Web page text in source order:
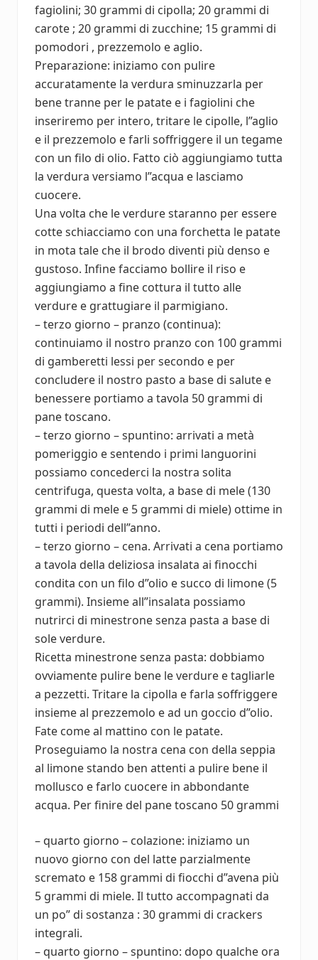
fagiolini; 30 grammi di cipolla; 20 grammi di
carote ; 20 grammi di zucchine; 15 grammi di
pomodori , prezzemolo e aglio.
Preparazione: iniziamo con pulire
accuratamente la verdura sminuzzarla per
bene tranne per le patate e i fagiolini che
inseriremo per intero, tritare le cipolle, l”aglio
e il prezzemolo e farli soffriggere il un tegame
con un filo di olio. Fatto ciò aggiungiamo tutta
la verdura versiamo l”acqua e lasciamo
cuocere.
Una volta che le verdure staranno per essere
cotte schiacciamo con una forchetta le patate
in mota tale che il brodo diventi più denso e
gustoso. Infine facciamo bollire il riso e
aggiungiamo a fine cottura il tutto alle
verdure e grattugiare il parmigiano.
– terzo giorno – pranzo (continua):
continuiamo il nostro pranzo con 100 grammi
di gamberetti lessi per secondo e per
concludere il nostro pasto a base di salute e
benessere portiamo a tavola 50 grammi di
pane toscano.
– terzo giorno – spuntino: arrivati a metà
pomeriggio e sentendo i primi languorini
possiamo concederci la nostra solita
centrifuga, questa volta, a base di mele (130
grammi di mele e 5 grammi di miele) ottime in
tutti i periodi dell”anno.
– terzo giorno – cena. Arrivati a cena portiamo
a tavola della deliziosa insalata ai finocchi
condita con un filo d”olio e succo di limone (5
grammi). Insieme all”insalata possiamo
nutrirci di minestrone senza pasta a base di
sole verdure.
Ricetta minestrone senza pasta: dobbiamo
ovviamente pulire bene le verdure e tagliarle
a pezzetti. Tritare la cipolla e farla soffriggere
insieme al prezzemolo e ad un goccio d”olio.
Fate come al mattino con le patate.
Proseguiamo la nostra cena con della seppia
al limone stando ben attenti a pulire bene il
mollusco e farlo cuocere in abbondante
acqua. Per finire del pane toscano 50 grammi
– quarto giorno – colazione: iniziamo un
nuovo giorno con del latte parzialmente
scremato e 158 grammi di fiocchi d”avena più
5 grammi di miele. Il tutto accompagnati da
un po” di sostanza : 30 grammi di crackers
integrali.
– quarto giorno – spuntino: dopo qualche ora